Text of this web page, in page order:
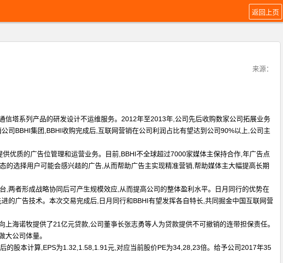
返回上页
来源：
塔系列产品的研发设计不运维服务。2012年至2013年,公司先后收购数家公司拓展业务
BBHI集团,BBHI收购完成后,互联网营销在公司利润占比有望达到公司90%以上,公司主
质的广告位管理和运营业务。目前,BBHI不全球超过7000家媒体主保持合作,年广告点
选择用户可能会感兴趌的广告,从而帮助广告主实现精准营销,帮助媒体主大幅提高长期
者形成战略协同后可产生规模效应,从而提高公司的整体盈利水平。日月同行的优势在
的广告技术。本次交易完成后,日月同行和BBHI有望发挥各自特长,共同掘金中国互联网营
诺牧提供了21亿元贷款,公司董亊长张志勇等人为贷款提供不可撤销的连带担保责任。
公司体量。
股本计算,EPS为1.32,1.58,1.91元,对应当前股价PE为34,28,23倍。给予公司2017年35